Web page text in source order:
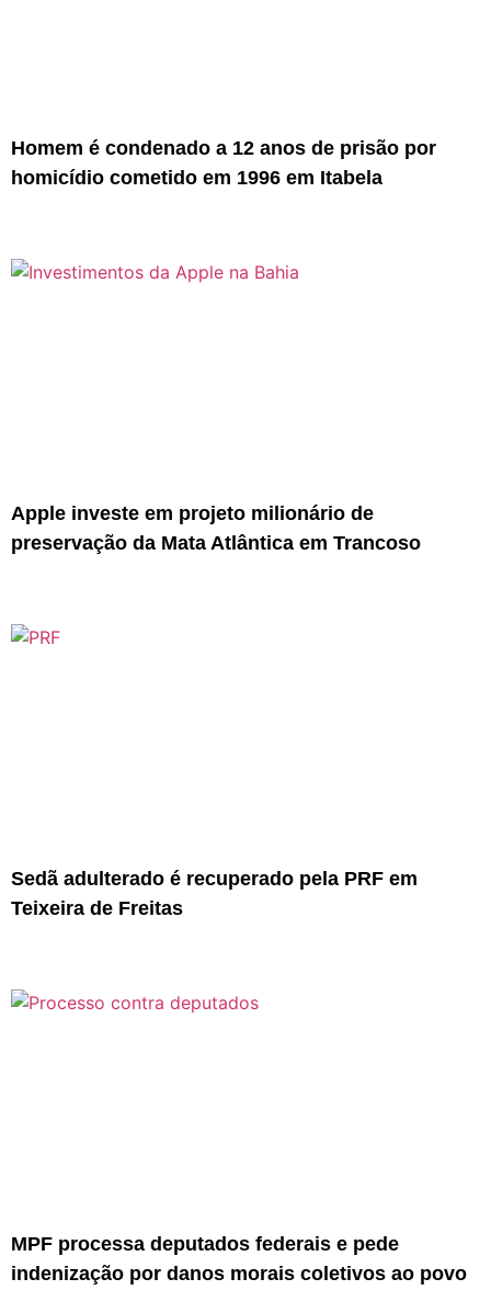
Homem é condenado a 12 anos de prisão por
homicídio cometido em 1996 em Itabela
Apple investe em projeto milionário de
preservação da Mata Atlântica em Trancoso
Sedã adulterado é recuperado pela PRF em
Teixeira de Freitas
MPF processa deputados federais e pede
indenização por danos morais coletivos ao povo